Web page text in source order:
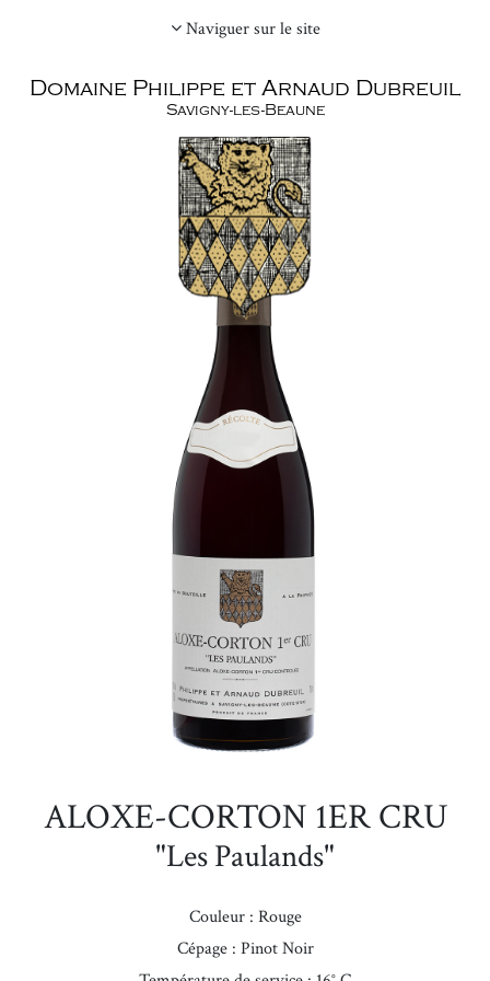
principal
Naviguer sur le site
Domaine Philippe et Arnaud Dubreuil
Savigny-les-Beaune
ALOXE-CORTON 1ER CRU
"Les Paulands"
Couleur : Rouge
Cépage : Pinot Noir